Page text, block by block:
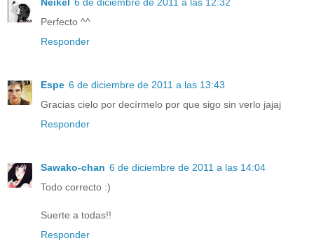
Perfecto ^^
Responder
Espe 6 de diciembre de 2011 a las 13:43
Gracias cielo por decírmelo por que sigo sin verlo jajaj
Responder
Sawako-chan 6 de diciembre de 2011 a las 14:04
Todo correcto :)
Suerte a todas!!
Responder